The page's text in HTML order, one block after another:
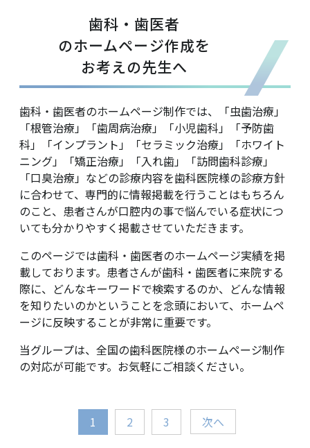
歯科・歯医者
のホームページ作成を
お考えの先生へ
歯科・歯医者のホームページ制作では、「虫歯治療」
「根管治療」「歯周病治療」「小児歯科」「予防歯
科」「インプラント」「セラミック治療」「ホワイト
ニング」「矯正治療」「入れ歯」「訪問歯科診療」
「口臭治療」などの診療内容を歯科医院様の診療方針
に合わせて、専門的に情報掲載を行うことはもちろん
のこと、患者さんが口腔内の事で悩んでいる症状につ
いても分かりやすく掲載させていただきます。
このページでは歯科・歯医者のホームページ実績を掲
載しております。患者さんが歯科・歯医者に来院する
際に、どんなキーワードで検索するのか、どんな情報
を知りたいのかということを念頭において、ホームペ
ージに反映することが非常に重要です。
当グループは、全国の歯科医院様のホームページ制作
の対応が可能です。お気軽にご相談ください。
1 2 3 次へ